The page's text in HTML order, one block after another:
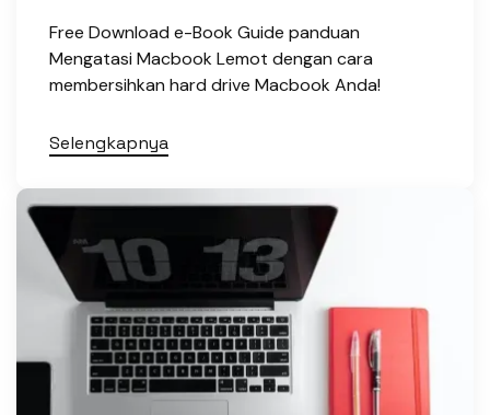
Free Download e-Book Guide panduan
Mengatasi Macbook Lemot dengan cara
membersihkan hard drive Macbook Anda!
Selengkapnya